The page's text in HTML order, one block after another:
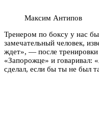
Максим Антипов
Тренером по боксу у нас
замечательный человек,
ждет», — после тренировки
«Запорожце» и говаривал:
сделал, если бы ты не был